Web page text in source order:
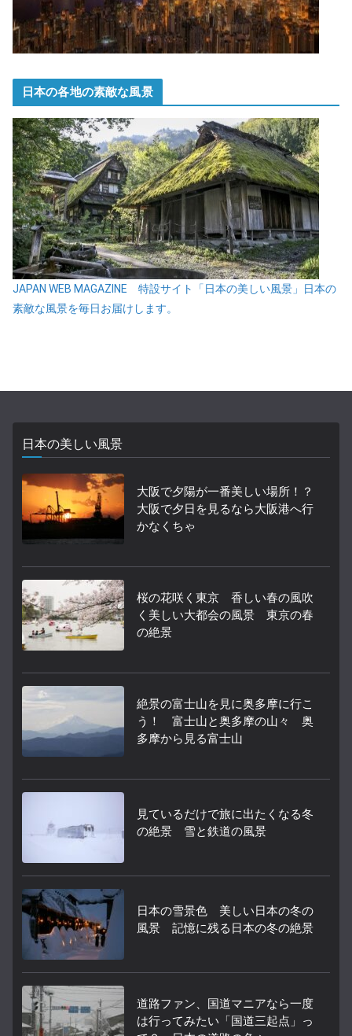
日本の各地の素敵な風景
JAPAN WEB MAGAZINE 特設サイト「日本の美しい風景」日本の
素敵な風景を毎日お届けします。
日本の美しい風景
大阪で夕陽が一番美しい場所！？
大阪で夕日を見るなら大阪港へ行
かなくちゃ
桜の花咲く東京 香しい春の風吹
く美しい大都会の風景 東京の春
の絶景
絶景の富士山を見に奥多摩に行こ
う！ 富士山と奥多摩の山々 奥
多摩から見る富士山
見ているだけで旅に出たくなる冬
の絶景 雪と鉄道の風景
日本の雪景色 美しい日本の冬の
風景 記憶に残る日本の冬の絶景
道路ファン、国道マニアなら一度
は行ってみたい「国道三起点」っ